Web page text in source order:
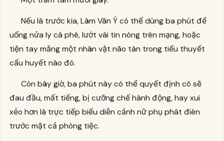
Nếu là trước kia, Lâm Vãn Ý có thể dùng ba phút để
uống nửa ly cà phê, lướt vài tin nóng trên mạng, hoặc
tiện tay mắng một nhân vật não tàn trong tiểu thuyết
cẩu huyết nào đó.
Còn bây giờ, ba phút này có thể quyết định cô sẽ
đau đầu, mất tiếng, bị cưỡng chế hành động, hay xui
xẻo hơn là trực tiếp biểu diễn cảnh nữ phụ phát điên
trước mặt cả phòng tiệc.